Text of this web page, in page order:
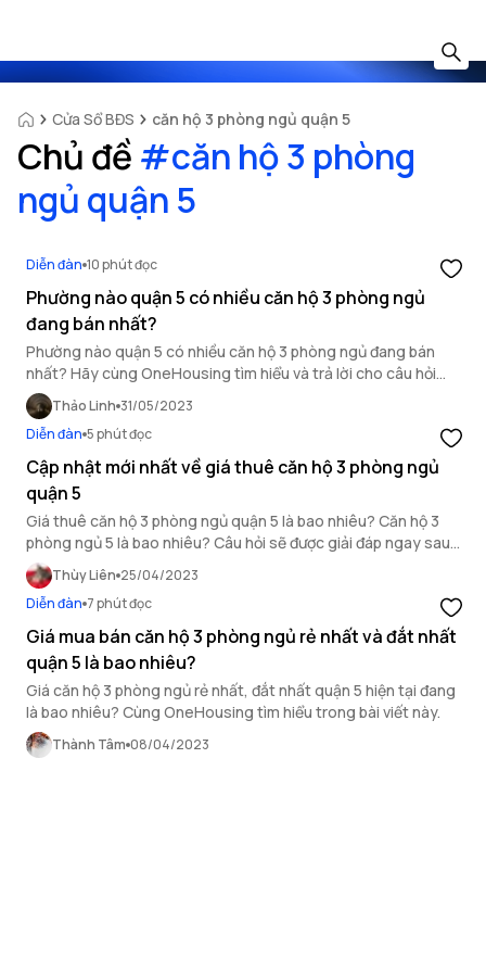
Cửa Sổ BĐS căn hộ 3 phòng ngủ quận 5
Chủ đề #căn hộ 3 phòng
ngủ quận 5
Diễn đàn 10 phút đọc
Phường nào quận 5 có nhiều căn hộ 3 phòng ngủ
đang bán nhất?
Phường nào quận 5 có nhiều căn hộ 3 phòng ngủ đang bán
nhất? Hãy cùng OneHousing tìm hiểu và trả lời cho câu hỏi
trên nhé!
Thảo Linh 31/05/2023
Diễn đàn 5 phút đọc
Cập nhật mới nhất về giá thuê căn hộ 3 phòng ngủ
quận 5
Giá thuê căn hộ 3 phòng ngủ quận 5 là bao nhiêu? Căn hộ 3
phòng ngủ 5 là bao nhiêu? Câu hỏi sẽ được giải đáp ngay sau
đây!
Thùy Liên 25/04/2023
Diễn đàn 7 phút đọc
Giá mua bán căn hộ 3 phòng ngủ rẻ nhất và đắt nhất
quận 5 là bao nhiêu?
Giá căn hộ 3 phòng ngủ rẻ nhất, đắt nhất quận 5 hiện tại đang
là bao nhiêu? Cùng OneHousing tìm hiểu trong bài viết này.
Thành Tâm 08/04/2023